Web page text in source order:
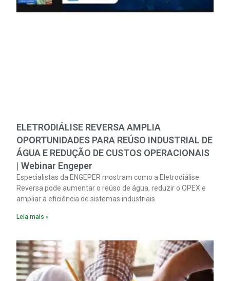
ELETRODIÁLISE REVERSA AMPLIA
OPORTUNIDADES PARA REÚSO INDUSTRIAL DE
ÁGUA E REDUÇÃO DE CUSTOS OPERACIONAIS
| Webinar Engeper
Especialistas da ENGEPER mostram como a Eletrodiálise
Reversa pode aumentar o reúso de água, reduzir o OPEX e
ampliar a eficiência de sistemas industriais.
Leia mais »